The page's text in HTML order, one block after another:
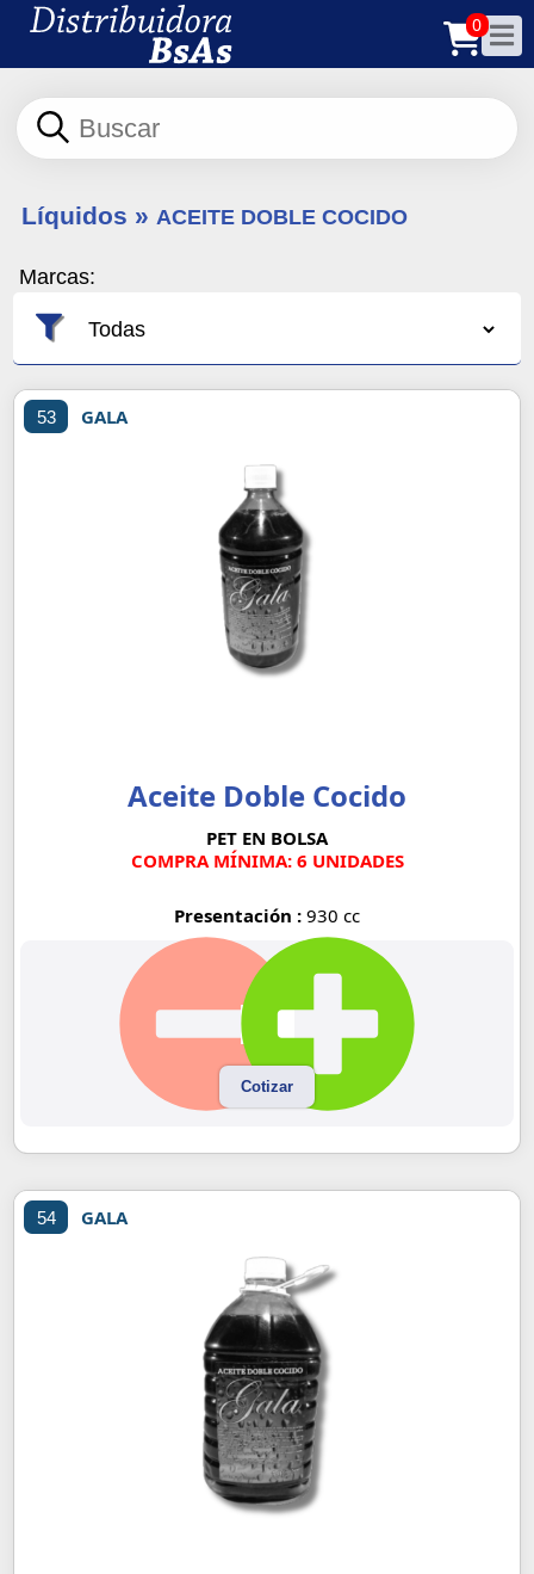
0
Líquidos » ACEITE DOBLE COCIDO
Marcas:
Aceite Doble Cocido
PET EN BOLSA
COMPRA MÍNIMA: 6 UNIDADES
Presentación : 930 cc
53 GALA
Cotizar
54 GALA